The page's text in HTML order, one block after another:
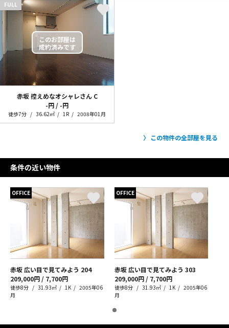
FULL
赤坂 控えめなオシャレさん C
-円 / -円
徒歩7分 36.62㎡ 1R 2008年01月
この物件の全部屋を見る
条件の近い物件
OFFICE
赤坂 広い目で見てみよう 204
209,000円 / 7,700円
徒歩8分 31.93㎡ 1K
2005年06
月
OFFICE
赤坂 広い目で見てみよう 303
209,000円 / 7,700円
徒歩8分 31.93㎡ 1K
2005年06
月